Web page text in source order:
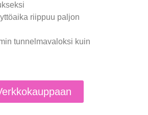
riippuu paljon
tunnelmavaloksi kuin